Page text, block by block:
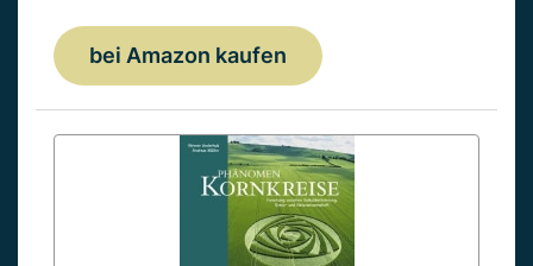
bei Amazon kaufen